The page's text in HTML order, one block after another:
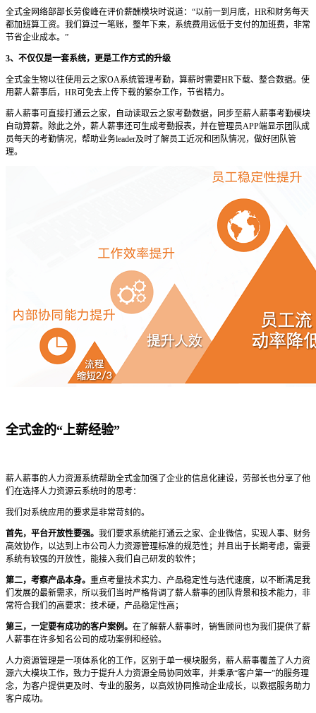
全式金网络部部长劳俊峰在评价薪酬模块时说道：“以前一到月底，HR和财务每天
都加班算工资。我们算过一笔账，整年下来，系统费用远低于支付的加班费，非常
节省企业成本。”
3、不仅仅是一套系统，更是工作方式的升级
全式金生物以往使用云之家OA系统管理考勤，算薪时需要HR下载、整合数据。使
用薪人薪事后，HR可免去上传下载的繁杂工作，节省精力。
薪人薪事可直接打通云之家，自动读取云之家考勤数据，同步至薪人薪事考勤模块
自动算薪。除此之外，薪人薪事还可生成考勤报表，并在管理员APP端显示团队成
员每天的考勤情况，帮助业务leader及时了解员工近况和团队情况，做好团队管
理。
全式金的“上薪经验”
薪人薪事的人力资源系统帮助全式金加强了企业的信息化建设，劳部长也分享了他
们在选择人力资源云系统时的思考：
我们对系统应用的要求是非常苛刻的。
首先，平台开放性要强。 我们要求系统能打通云之家、企业微信，实现人事、财务
高效协作，以达到上市公司人力资源管理标准的规范性；并且出于长期考虑，需要
系统有较强的开放性，能接入我们自己研发的软件；
第二，考察产品本身。 重点考量技术实力、产品稳定性与迭代速度，以不断满足我
们发展的最新需求，所以我们当时严格背调了薪人薪事的团队背景和技术能力，非
常符合我们的高要求：技术硬，产品稳定性高；
第三，一定要有成功的客户案例。 在了解薪人薪事时，销售顾问也为我们提供了薪
人薪事在许多知名公司的成功案例和经验。
人力资源管理是一项体系化的工作，区别于单一模块服务，薪人薪事覆盖了人力资
源六大模块工作，致力于提升人力资源全局协同效率，并秉承“客户第一”的服务理
念，为客户提供更及时、专业的服务，以高效协同推动企业成长，以数据服务助力
客户成功。